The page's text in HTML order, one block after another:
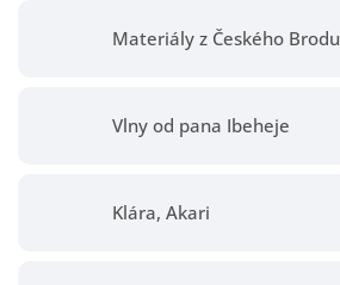
Materiály z Českého Brodu
Vlny od pana Ibeheje
Klára, Akari